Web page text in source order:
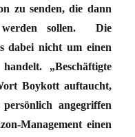
zu senden, die dann
werden sollen. Die
dabei nicht um einen
„Beschäftigte
Boykott auftaucht,
angegriffen
Management einen